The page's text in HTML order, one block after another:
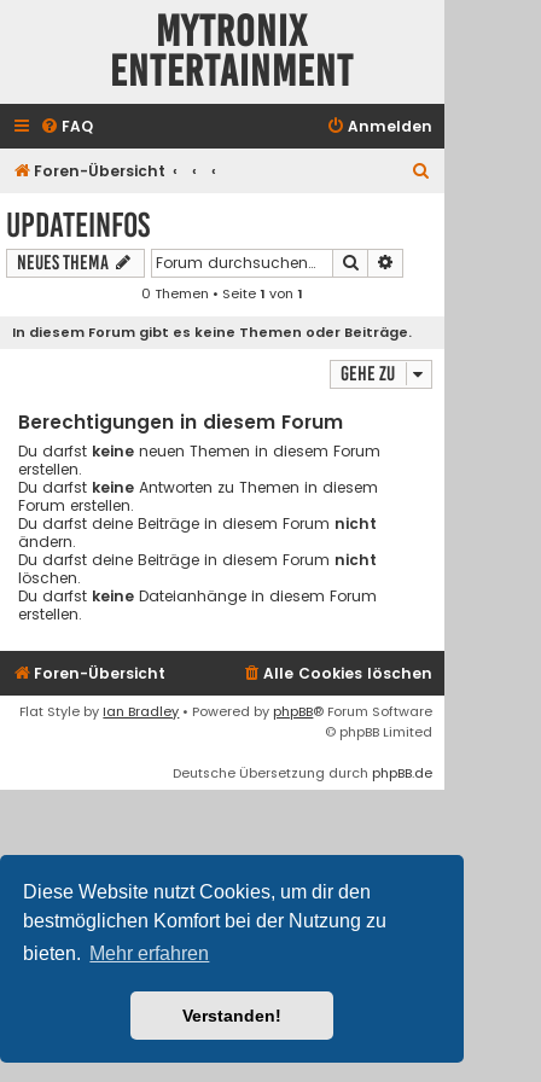
Diese Website nutzt Cookies, um dir den
bestmöglichen Komfort bei der Nutzung zu
bieten. Mehr erfahren
Verstanden!
Mytronix
Entertainment
FAQ Anmelden
Foren-Übersicht
Updateinfos
Neues Thema Suche
0 Themen • Seite1 von1
In diesem Forum gibt es keine Themen oder Beiträge.
Gehe zu
Berechtigungen in diesem Forum
Du darfst keine neuen Themen in diesem Forum
erstellen.
Du darfst keine Antworten zu Themen in diesem
Forum erstellen.
Du darfst deine Beiträge in diesem Forum nicht
ändern.
Du darfst deine Beiträge in diesem Forum nicht
löschen.
Du darfst keine Dateianhänge in diesem Forum
erstellen.
Foren-Übersicht Alle Cookies löschen
Flat Style by Ian Bradley • Powered by phpBB® Forum Software
© phpBB Limited
Deutsche Übersetzung durch phpBB.de